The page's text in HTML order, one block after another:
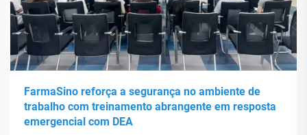
FarmaSino reforça a segurança no ambiente de
trabalho com treinamento abrangente em resposta
emergencial com DEA